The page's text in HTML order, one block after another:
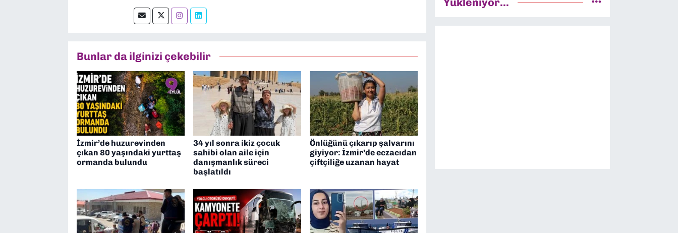
Bunlar da ilginizi çekebilir
İzmir’de huzurevinden
çıkan 80 yaşındaki yurttaş
ormanda bulundu
34 yıl sonra ikiz çocuk
sahibi olan aile için
danışmanlık süreci
başlatıldı
Önlüğünü çıkarıp şalvarını
giyiyor: İzmir’de eczacıdan
çiftçiliğe uzanan hayat